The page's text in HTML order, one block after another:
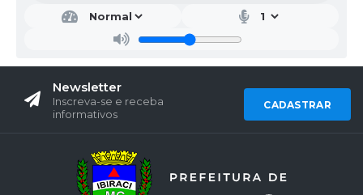
Newsletter
Inscreva-se e receba
informativos
CADASTRAR